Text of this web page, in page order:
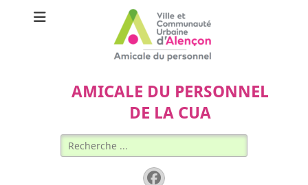
AMICALE DU PERSONNEL
DE LA CUA
Rechercher :
Facebook